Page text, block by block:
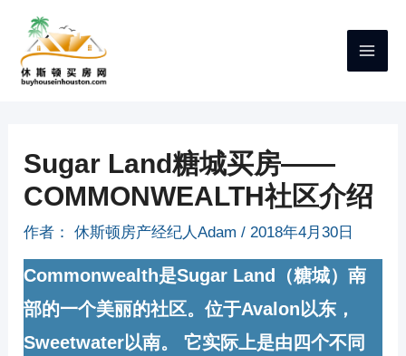
Sugar Land糖城买房——
COMMONWEALTH社区介绍
作者： 休斯顿房产经纪人Adam/ 2018年4月30日
Commonwealth是Sugar Land（糖城）南
部的一个美丽的社区。位于Avalon以东，
Sweetwater以南。 它实际上是由四个不同